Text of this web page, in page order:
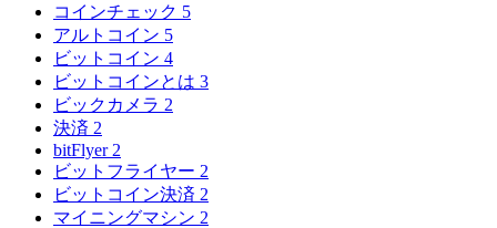
コインチェック 5
アルトコイン 5
ビットコイン 4
ビットコインとは 3
ビックカメラ 2
決済 2
bitFlyer 2
ビットフライヤー 2
ビットコイン決済 2
マイニングマシン 2